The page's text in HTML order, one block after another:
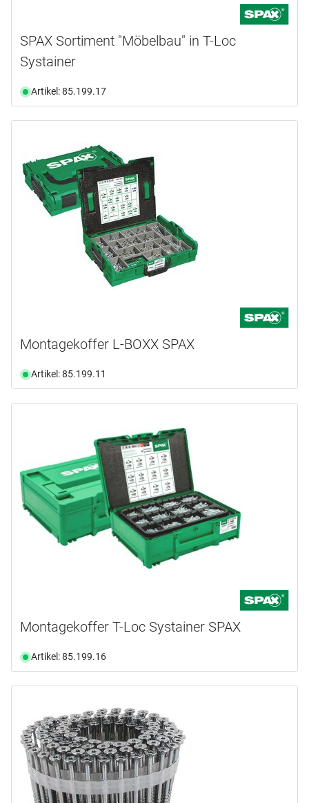
SPAX Sortiment "Möbelbau" in T-Loc
Systainer
Artikel: 85.199.17
Montagekoffer L-BOXX SPAX
Artikel: 85.199.11
Montagekoffer T-Loc Systainer SPAX
Artikel: 85.199.16